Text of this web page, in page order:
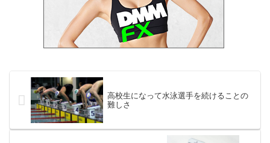
高校生になって水泳選手を続けることの
難しさ